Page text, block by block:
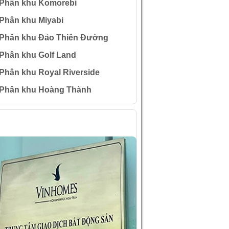
khu Komorebi
khu Miyabi
khu Đảo Thiên Đường
khu Golf Land
khu Royal Riverside
khu Hoàng Thành